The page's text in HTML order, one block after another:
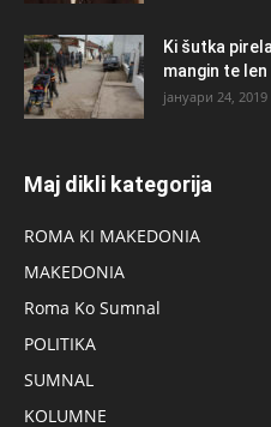
Ki šutka
mangin te
јануари 24, 2019
Maj dikli kategorija
ROMA KI MAKEDONIA
MAKEDONIA
Roma Ko Sumnal
POLITIKA
SUMNAL
KOLUMNE